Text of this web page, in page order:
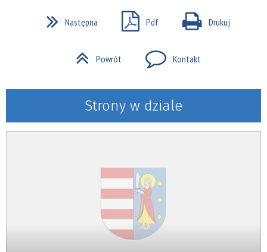
Następna Pdf Drukuj
Powrót Kontakt
Strony w dziale